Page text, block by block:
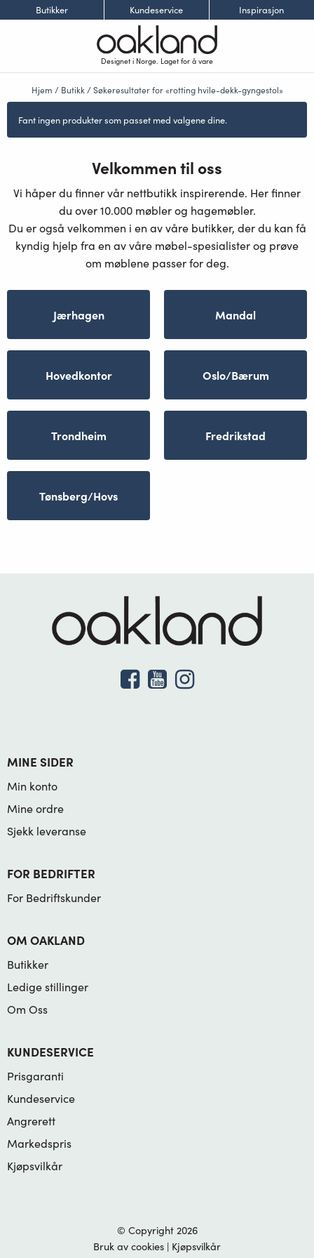
Butikker Kundeservice Inspirasjon
Designet i Norge. Laget for å vare
Hjem / Butikk / Søkeresultater for «rotting hvile-dekk-gyngestol»
Fant ingen produkter som passet med valgene dine.
Velkommen til oss
Vi håper du finner vår nettbutikk inspirerende. Her finner
du over 10.000 møbler og hagemøbler.
Du er også velkommen i en av våre butikker, der du kan få
kyndig hjelp fra en av våre møbel-spesialister og prøve
om møblene passer for deg.
Jærhagen Mandal
Hovedkontor Oslo/Bærum
Trondheim Fredrikstad
Tønsberg/Hovs
MINE SIDER
Min konto
Mine ordre
Sjekk leveranse
FOR BEDRIFTER
For Bedriftskunder
OM OAKLAND
Butikker
Ledige stillinger
Om Oss
KUNDESERVICE
Prisgaranti
Kundeservice
Angrerett
Markedspris
Kjøpsvilkår
© Copyright 2026
Bruk av cookies | Kjøpsvilkår